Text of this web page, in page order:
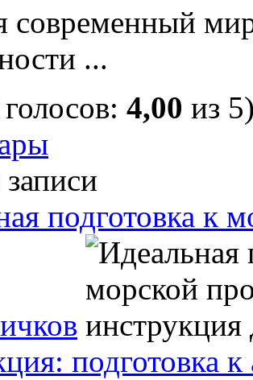
современный
...
голосов: 4,00 из
подготовка к
подготовка